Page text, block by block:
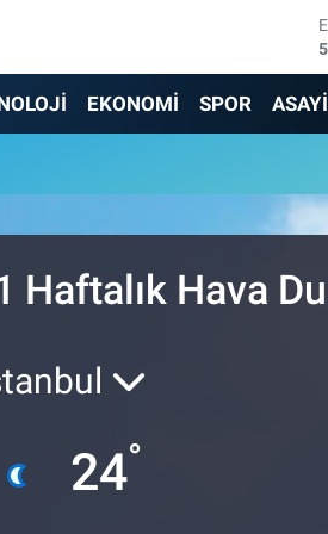
EKONOMİ SPOR
Haftalık Hava
24°